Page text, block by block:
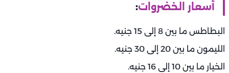
أسعار الخضروات:
البطاطس ما بين 8 إلى 15 جنيه.
الليمون ما بين 20 إلى 30 جنيه.
الخيار ما بين 10 إلى 16 جنيه.